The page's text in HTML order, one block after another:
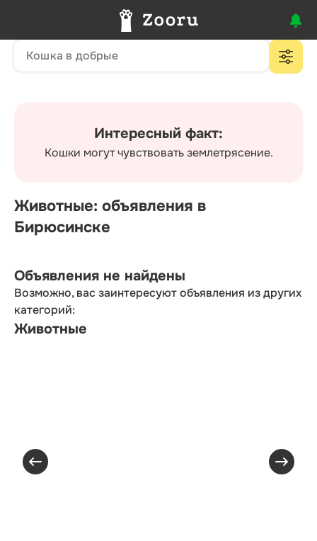
Интересный факт:
Кошки могут чувствовать землетрясение.
Животные: объявления в
Бирюсинске
Объявления не найдены
Возможно, вас заинтересуют объявления из других
категорий:
Животные